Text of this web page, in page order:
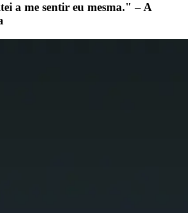
a me sentir eu mesma." – A